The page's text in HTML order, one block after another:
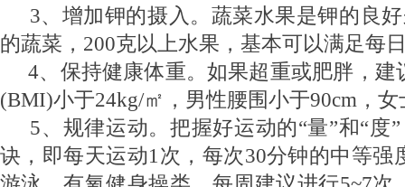
3、增加钾的摄入。蔬菜水果是钾的良
的蔬菜，200克以上水果，基本可以满足每
4、保持健康体重。如果超重或肥胖，
(BMI)小于24kg/㎡，男性腰围小于90cm，
5、规律运动。把握好运动的“量”和“度
诀，即每天运动1次，每次30分钟的中等强